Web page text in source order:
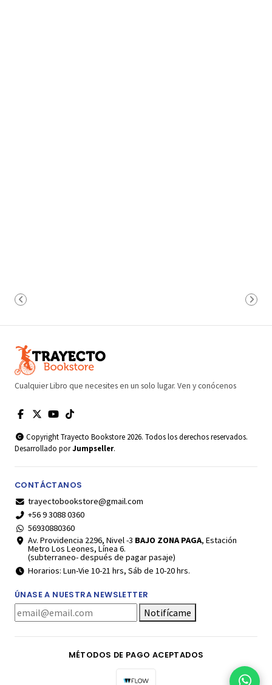
Cualquier Libro que necesites en un solo lugar. Ven y conócenos
Copyright Trayecto Bookstore 2026. Todos los derechos reservados.
Desarrollado porJumpseller.
CONTÁCTANOS
trayectobookstore@gmail.com
+56 9 3088 0360
56930880360
Av. Providencia 2296, Nivel -3 BAJO ZONA PAGA, Estación
Metro Los Leones, Línea 6.
(subterraneo- después de pagar pasaje)
Horarios: Lun-Vie 10-21 hrs, Sáb de 10-20 hrs.
ÚNASE A NUESTRA NEWSLETTER
Notifícame
MÉTODOS DE PAGO ACEPTADOS